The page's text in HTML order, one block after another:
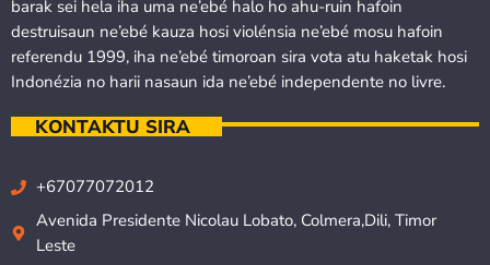
barak sei hela iha uma ne’ebé halo ho ahu-ruin hafoin
destruisaun ne’ebé kauza hosi violénsia ne’ebé mosu hafoin
referendu 1999, iha ne’ebé timoroan sira vota atu haketak hosi
Indonézia no harii nasaun ida ne’ebé independente no livre.
KONTAKTU SIRA
+67077072012
Avenida Presidente Nicolau Lobato, Colmera,Dili, Timor
Leste